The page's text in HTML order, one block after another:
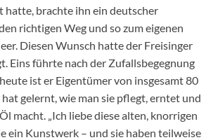
hatte, brachte ihn ein deutscher
richtigen Weg und so zum eigenen
Diesen Wunsch hatte der Freisinger
Eins führte nach der Zufallsbegegnung
ist er Eigentümer von insgesamt 80
gelernt, wie man sie pflegt, erntet und
macht. „Ich liebe diese alten, knorrigen
ein Kunstwerk – und sie haben teilweise